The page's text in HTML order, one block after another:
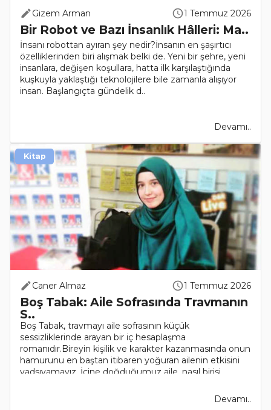
Gizem Arman 1 Temmuz 2026
Bir Robot ve Bazı İnsanlık Hâlleri: Ma..
İnsanı robottan ayıran şey nedir?İnsanın en şaşırtıcı
özelliklerinden biri alışmak belki de. Yeni bir şehre, yeni
insanlara, değişen koşullara, hatta ilk karşılaştığında
kuşkuyla yaklaştığı teknolojilere bile zamanla alışıyor
insan. Başlangıçta gündelik d..
Devamı..
Caner Almaz 1 Temmuz 2026
Boş Tabak: Aile Sofrasında Travmanın
S..
Boş Tabak, travmayı aile sofrasının küçük
sessizliklerinde arayan bir iç hesaplaşma
romanıdır.Bireyin kişilik ve karakter kazanmasında onun
hamurunu en baştan itibaren yoğuran ailenin etkisini
yadsıyamayız. İçine doğduğumuz aile, nasıl birisi
Devamı..
Kitap